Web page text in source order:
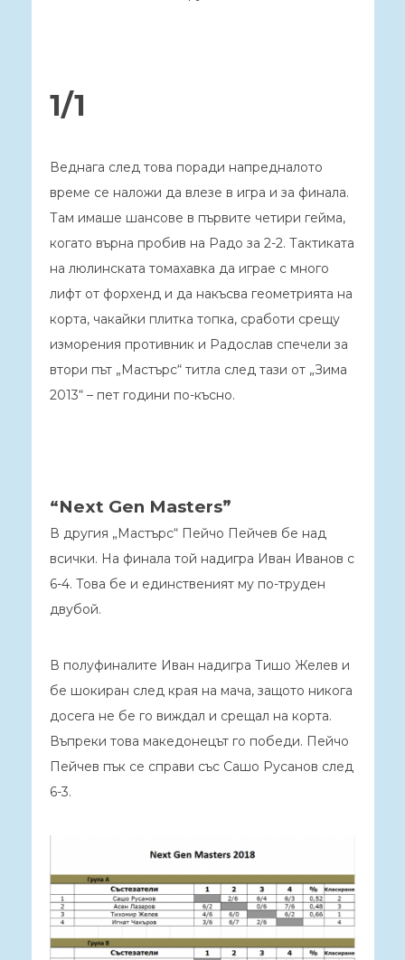
1/1
Веднага след това поради напредналото
време се наложи да влезе в игра и за финала.
Там имаше шансове в първите четири гейма,
когато върна пробив на Радо за 2-2. Тактиката
на люлинската томахавка да играе с много
лифт от форхенд и да накъсва геометрията на
корта, чакайки плитка топка, сработи срещу
изморения противник и Радослав спечели за
втори път „Мастърс“ титла след тази от „Зима
2013“ – пет години по-късно.
“Next Gen Masters”
В другия „Мастърс“ Пейчо Пейчев бе над
всички. На финала той надигра Иван Иванов с
6-4. Това бе и единственият му по-труден
двубой.
В полуфиналите Иван надигра Тишо Желев и
бе шокиран след края на мача, защото никога
досега не бе го виждал и срещал на корта.
Въпреки това македонецът го победи. Пейчо
Пейчев пък се справи със Сашо Русанов след
6-3.